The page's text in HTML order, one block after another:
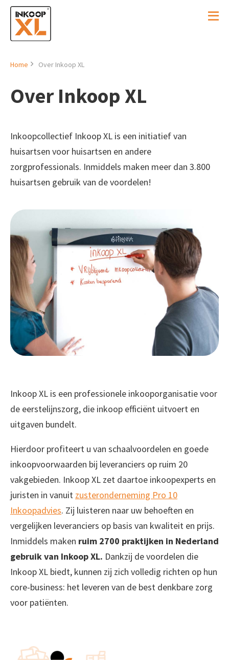
Home Over Inkoop XL
Over Inkoop XL
Inkoopcollectief Inkoop XL is een initiatief van
huisartsen voor huisartsen en andere
zorgprofessionals. Inmiddels maken meer dan 3.800
huisartsen gebruik van de voordelen!
Inkoop XL is een professionele inkooporganisatie voor
de eerstelijnszorg, die inkoop efficiënt uitvoert en
uitgaven bundelt.
Hierdoor profiteert u van schaalvoordelen en goede
inkoopvoorwaarden bij leveranciers op ruim 20
vakgebieden. Inkoop XL zet daartoe inkoopexperts en
juristen in vanuit zusteronderneming Pro 10
Inkoopadvies. Zij luisteren naar uw behoeften en
vergelijken leveranciers op basis van kwaliteit en prijs.
Inmiddels maken ruim 2700 praktijken in Nederland
gebruik van Inkoop XL. Dankzij de voordelen die
Inkoop XL biedt, kunnen zij zich volledig richten op hun
core-business: het leveren van de best denkbare zorg
voor patiënten.